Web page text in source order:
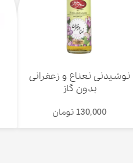
نوشیدنی نعناع و زعفرانی
بدون گاز
130,000 تومان